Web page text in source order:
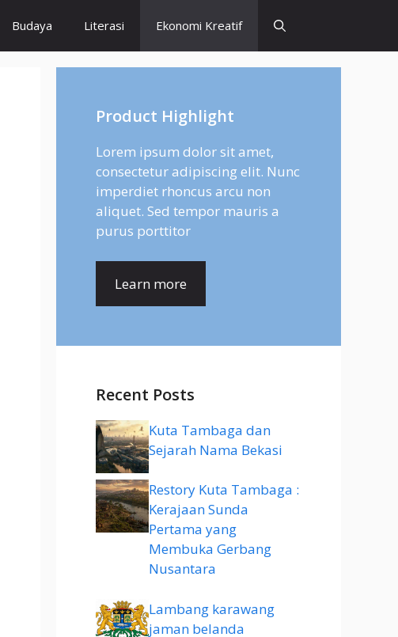
Budaya Literasi Ekonomi Kreatif
Product Highlight
Lorem ipsum dolor sit amet,
consectetur adipiscing elit. Nunc
imperdiet rhoncus arcu non
aliquet. Sed tempor mauris a
purus porttitor
Learn more
Recent Posts
Kuta Tambaga dan
Sejarah Nama Bekasi
Restory Kuta Tambaga :
Kerajaan Sunda
Pertama yang
Membuka Gerbang
Nusantara
Lambang karawang
jaman belanda